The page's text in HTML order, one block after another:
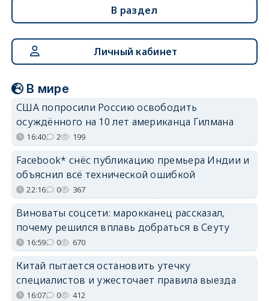
В раздел
Личный кабинет
В мире
США попросили Россию освободить
осуждённого на 10 лет американца Гилмана
16:40 2 199
Facebook* снёс публикацию премьера Индии и
объяснил всё технической ошибкой
22:16 0 367
Виноваты соцсети: марокканец рассказал,
почему решился вплавь добраться в Сеуту
16:59 0 670
Китай пытается остановить утечку
специалистов и ужесточает правила выезда
16:07 0 412